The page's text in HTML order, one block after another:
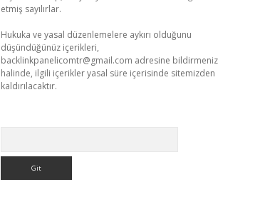
etmiş sayılırlar.
Hukuka ve yasal düzenlemelere aykırı olduğunu
düşündüğünüz içerikleri,
backlinkpanelicomtr@gmail.com adresine bildirmeniz
halinde, ilgili içerikler yasal süre içerisinde sitemizden
kaldırılacaktır.